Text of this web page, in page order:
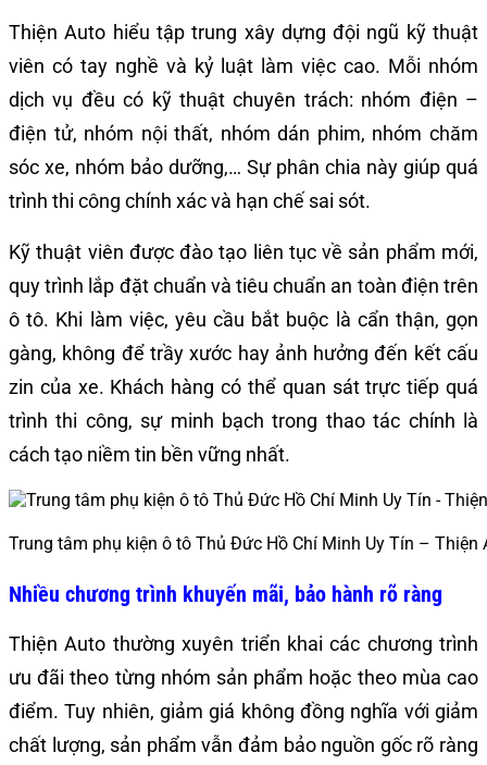
Thiện Auto hiểu tập trung xây dựng đội ngũ kỹ thuật
viên có tay nghề và kỷ luật làm việc cao. Mỗi nhóm
dịch vụ đều có kỹ thuật chuyên trách: nhóm điện –
điện tử, nhóm nội thất, nhóm dán phim, nhóm chăm
sóc xe, nhóm bảo dưỡng,… Sự phân chia này giúp quá
trình thi công chính xác và hạn chế sai sót.
Kỹ thuật viên được đào tạo liên tục về sản phẩm mới,
quy trình lắp đặt chuẩn và tiêu chuẩn an toàn điện trên
ô tô. Khi làm việc, yêu cầu bắt buộc là cẩn thận, gọn
gàng, không để trầy xước hay ảnh hưởng đến kết cấu
zin của xe. Khách hàng có thể quan sát trực tiếp quá
trình thi công, sự minh bạch trong thao tác chính là
cách tạo niềm tin bền vững nhất.
Trung tâm phụ kiện ô tô Thủ Đức Hồ Chí Minh Uy Tín – Thiện
Nhiều chương trình khuyến mãi, bảo hành rõ ràng
Thiện Auto thường xuyên triển khai các chương trình
ưu đãi theo từng nhóm sản phẩm hoặc theo mùa cao
điểm. Tuy nhiên, giảm giá không đồng nghĩa với giảm
chất lượng, sản phẩm vẫn đảm bảo nguồn gốc rõ ràng